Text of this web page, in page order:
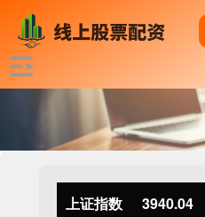
上证指数 3940.04